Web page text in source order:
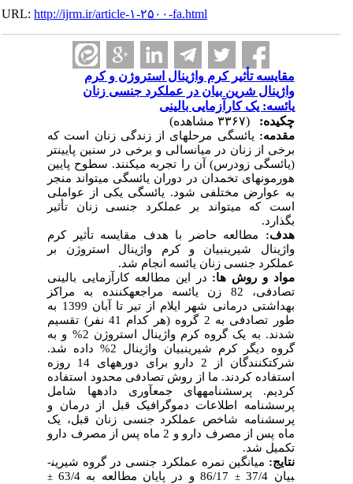
URL:http://ijrm.ir/article-۱-۲۵۰۰-fa.html
مقایسه تأثیر کرم واژینال استروژن و کرم
واژینال شرین بیان در عملکرد جنسی زنان
یائسه: یک کارآزمایی بالینی
چکیده:
مقدمه:یائسگی مرحله­ای از زندگی زنان است که
برخی از زنان در میانسالی و برخی در سنین پایین­تر
(یائسگی زودرس) آن را تجربه می­کنند. سطوح پایین
هورمون­های تخمدان در دوران یائسگی می­تواند منجر
به عوارض مختلفی شود. یائسگی یکی از عواملی
است که می­تواند بر عملکرد جنسی زنان تأثیر
بگذارد.
هدف:مطالعه حاضر با هدف مقایسه تأثیر کرم
واژینال شیرین­بیان و کرم واژینال استروژن بر
عملکرد جنسی زنان یائسه انجام شد.
مواد و روش ­ها:در این مطالعه کارآزمایی بالینی
تصادفی، 82 زن یائسه مراجعه­کننده به مراکز
بهداشتی درمانی شهر ایلام از تیر تا آبان 1399 به
طور تصادفی به 2 گروه (هر کدام 41 نفر) تقسیم
شدند. به یک گروه کرم واژینال استروژن 2% و به
گروه دیگر کرم شیرین­بیان واژینال 2% داده شد.
شرکت­کنندگان از 2 دارو برای دوره­های 14 روزه
استفاده کردند. ما از روش تصادفی محدود استفاده
کردیم. پرسشنامه­های جمع­آوری داده­ها شامل
پرسشنامه اطلاعات دموگرافیک قبل از درمان و
پرسشنامه شاخص عملکرد جنسی زنان قبل، یک
ماه پس از مصرف دارو و 2 ماه پس از مصرف دارو
تکمیل شد.
نتایج:میانگین نمره عملکرد جنسی در گروه شیرین­
بیان 37/4
± 86/17 و در پایان مطالعه به 63/4 ±